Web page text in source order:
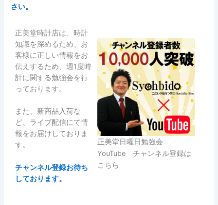
さい。
正美堂時計店は、時計
知識を深めるため、お
客様に正しい情報をお
伝えするため、週1度時
計に関する勉強会を行
っております。
また、新商品入荷な
ど、ライブ配信にて情
報をお届けしておりま
す。
チャンネル登録お待ち
しております。
正美堂日曜日勉強会
YouTube チャンネル登録は
こちら